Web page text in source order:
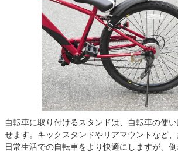
自転車に取り付けるスタンドは、自転車の使
せます。キックスタンドやリアマウントなど、
日常生活での自転車をより快適にしますが、